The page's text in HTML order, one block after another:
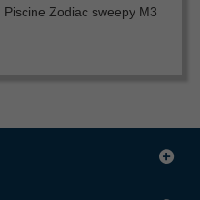
Piscine Zodiac sweepy M3